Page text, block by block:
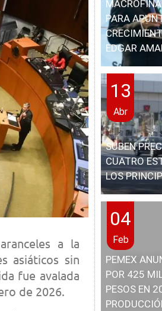
a la
asiáticos sin
fue avalada
de 2026.
PARA
EDGAR
13
Abr
SUBEN
CUATRO
LOS
04
Feb
PEMEX
POR 425
PESOS EN